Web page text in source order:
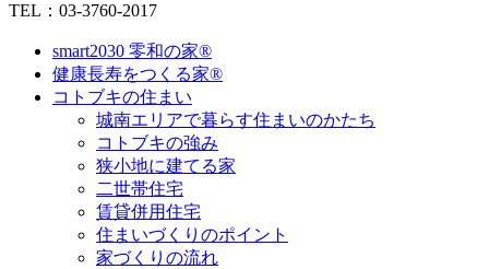
TEL：03-3760-2017
smart2030 零和の家®
健康長寿をつくる家®
コトブキの住まい
城南エリアで暮らす住まいのかたち
コトブキの強み
狭小地に建てる家
二世帯住宅
賃貸併用住宅
住まいづくりのポイント
家づくりの流れ